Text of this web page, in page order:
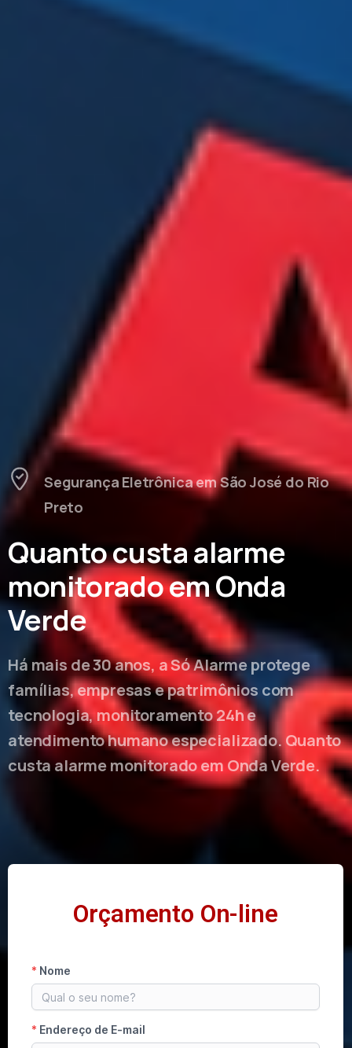
Segurança Eletrônica em São José do Rio
Preto
Quanto custa alarme
monitorado em Onda
Verde
Há mais de 30 anos, a Só Alarme protege
famílias, empresas e patrimônios com
tecnologia, monitoramento 24h e
atendimento humano especializado. Quanto
custa alarme monitorado em Onda Verde.
Orçamento On-line